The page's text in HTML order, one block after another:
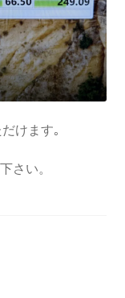
けます｡
さい。